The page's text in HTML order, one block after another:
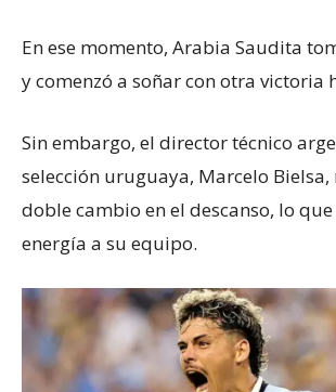
En ese momento, Arabia Saudita
y comenzó a soñar con otra victoria
Sin embargo, el director técnico
selección uruguaya, Marcelo
doble cambio en el descanso, lo
energía a su equipo.